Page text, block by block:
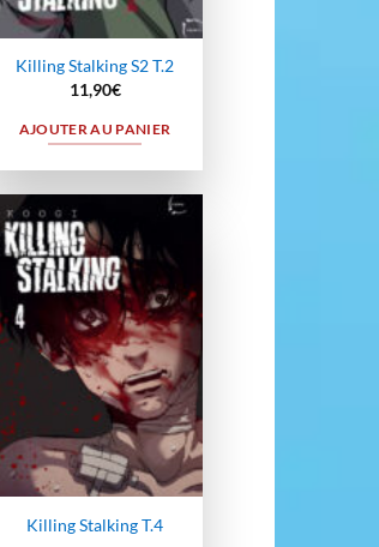
Killing Stalking S2 T.2
11,90€
AJOUTER AU PANIER
Ajouter
à la
wishlist
Killing Stalking T.4